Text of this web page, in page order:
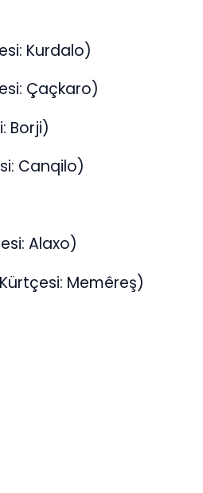
Kurdalo)
Çaçkaro)
Borji)
Canqilo)
Alaxo)
Memêreş)